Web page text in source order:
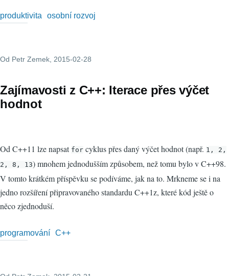
produktivita osobní rozvoj
Od Petr Zemek , 2015-02-28
Zajímavosti z C++: Iterace přes výčet
hodnot
Od C++11 lze napsat for cyklus přes daný výčet hodnot (např. 1, 2,
2, 8, 13) mnohem jednodušším způsobem, než tomu bylo v C++98.
V tomto krátkém příspěvku se podíváme, jak na to. Mrkneme se i na
jedno rozšíření připravovaného standardu C++1z, které kód ještě o
něco zjednoduší.
programování C++